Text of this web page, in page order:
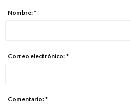
Nombre: *
Correo electrónico: *
Comentario: *